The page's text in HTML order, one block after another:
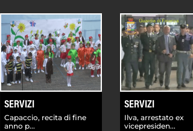
SERVIZI
Capaccio, recita di fine
anno p...
SERVIZI
Ilva, arrestato ex
vicepresiden...